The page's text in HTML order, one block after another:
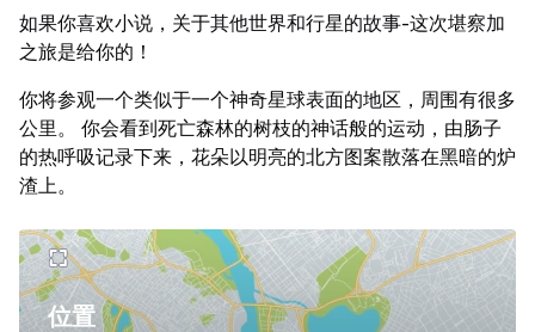
如果你喜欢小说，关于其他世界和行星的故事-这次堪察加
之旅是给你的！
你将参观一个类似于一个神奇星球表面的地区，周围有很多
公里。 你会看到死亡森林的树枝的神话般的运动，由肠子
的热呼吸记录下来，花朵以明亮的北方图案散落在黑暗的炉
渣上。
位置